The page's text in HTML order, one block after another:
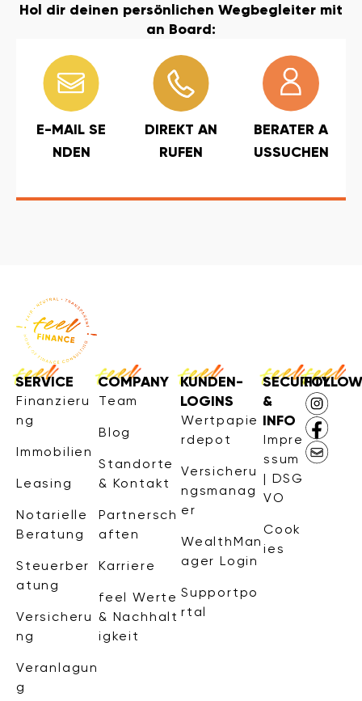
Hol dir deinen persönlichen Wegbegleiter mit
an Board:
E-MAIL SE
NDEN
DIREKT AN
RUFEN
BERATER A
USSUCHEN
SERVICE
Finanzieru
ng
Immobilien
Leasing
Notarielle
Beratung
Steuerber
atung
Versicheru
ng
Veranlagun
g
COMPANY
Team
Blog
Standorte
& Kontakt
Partnersch
aften
Karriere
feel Werte
& Nachhalt
igkeit
KUNDEN-
LOGINS
Wertpapie
rdepot
Versicheru
ngsmanag
er
WealthMan
ager Login
Supportpo
rtal
SECURITY
&
INFO
Impre
ssum
| DSG
VO
Cook
ies
FOLLOW